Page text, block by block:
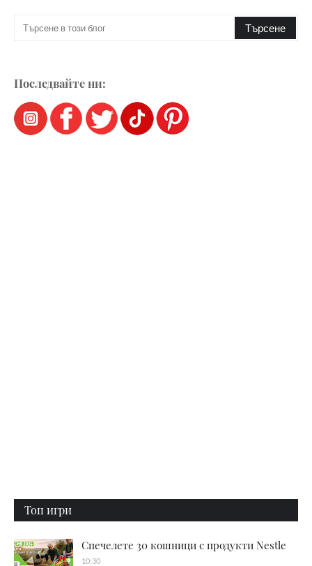
Последвайте ни:
Топ игри
Спечелете 30 кошници с продукти Nestle
10:30